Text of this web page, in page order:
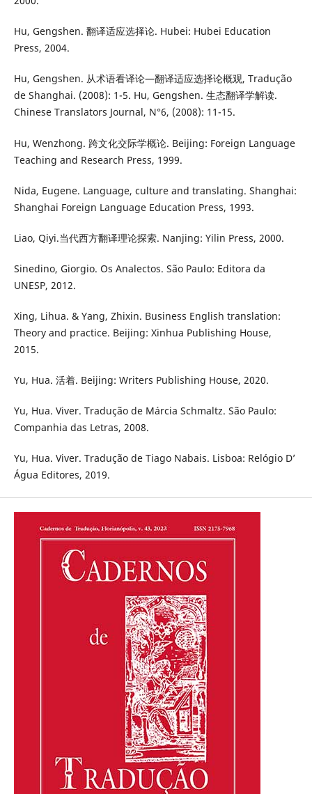
Hu, Gengshen. 翻译适应选择论. Hubei: Hubei Education
Press, 2004.
Hu, Gengshen. 从术语看译论—翻译适应选择论概观, Tradução
de Shanghai. (2008): 1-5. Hu, Gengshen. 生态翻译学解读.
Chinese Translators Journal, N°6, (2008): 11-15.
Hu, Wenzhong. 跨文化交际学概论. Beijing: Foreign Language
Teaching and Research Press, 1999.
Nida, Eugene. Language, culture and translating. Shanghai:
Shanghai Foreign Language Education Press, 1993.
Liao, Qiyi.当代西方翻译理论探索. Nanjing: Yilin Press, 2000.
Sinedino, Giorgio. Os Analectos. São Paulo: Editora da
UNESP, 2012.
Xing, Lihua. & Yang, Zhixin. Business English translation:
Theory and practice. Beijing: Xinhua Publishing House,
2015.
Yu, Hua. 活着. Beijing: Writers Publishing House, 2020.
Yu, Hua. Viver. Tradução de Márcia Schmaltz. São Paulo:
Companhia das Letras, 2008.
Yu, Hua. Viver. Tradução de Tiago Nabais. Lisboa: Relógio D’
Água Editores, 2019.